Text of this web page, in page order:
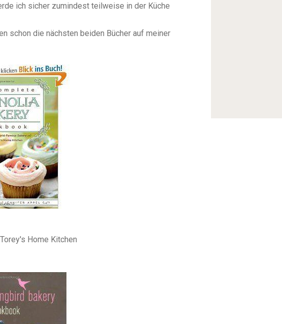
ich sicher zumindest teilweise in der Küche
schon die nächsten beiden Bücher auf meiner
Home Kitchen